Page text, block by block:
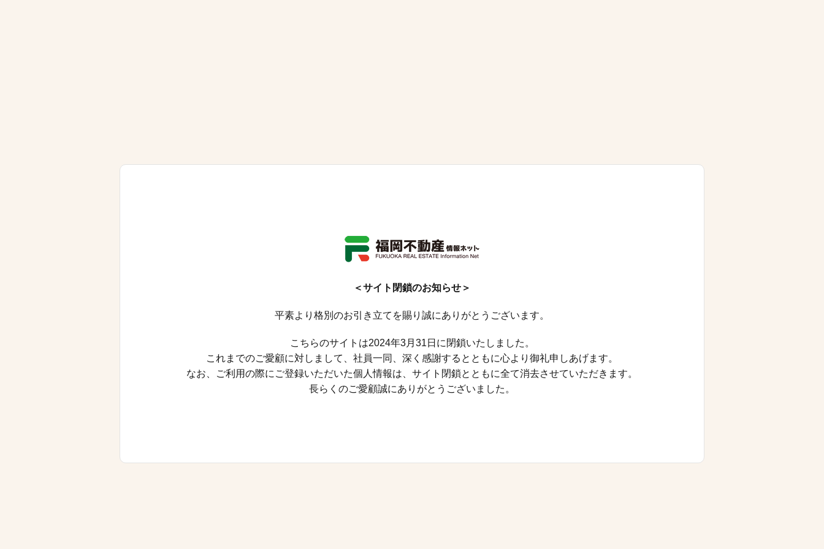
＜サイト閉鎖のお知らせ＞
平素より格別のお引き立てを賜り誠にありがとうございます。
こちらのサイトは2024年3月31日に閉鎖いたしました。
これまでのご愛顧に対しまして、社員一同、深く感謝するとともに心より御礼申しあげます。
なお、ご利用の際にご登録いただいた個人情報は、サイト閉鎖とともに全て消去させていただきます。
長らくのご愛顧誠にありがとうございました。